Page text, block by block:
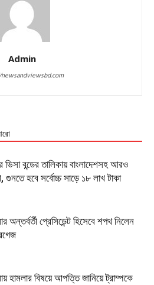
Admin
ভিসা বন্ডের তালিকায় বাংলাদেশসহ আরও
হবে সর্বোচ্চ সাড়ে ১৮ লাখ টাকা
অন্তর্বর্তী প্রেসিডেন্ট হিসেবে শপথ নিলেন
হামলার বিষয়ে আপত্তি জানিয়ে ট্রাম্পকে